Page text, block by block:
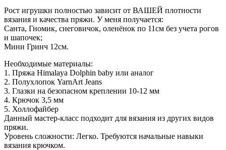
Рост игрушки полностью зависит от ВАШЕЙ плотности
вязания и качества пряжи. У меня получается:
Санта, Гномик, снеговичок, оленёнок по 11см без учета рогов
и шапочек;
Мини Гринч 12см.
Необходимые материалы:
1. Пряжа Himalaya Dolphin baby или аналог
2. Полухлопок YarnArt Jeans
3. Глазки на безопасном креплении 10-12 мм
4. Крючок 3,5 мм
5. Холлофайбер
Данный мастер-класс подходит для вязания из других видов
пряжи.
Уровень сложности: Легко. Требуются начальные навыки
вязания крючком.